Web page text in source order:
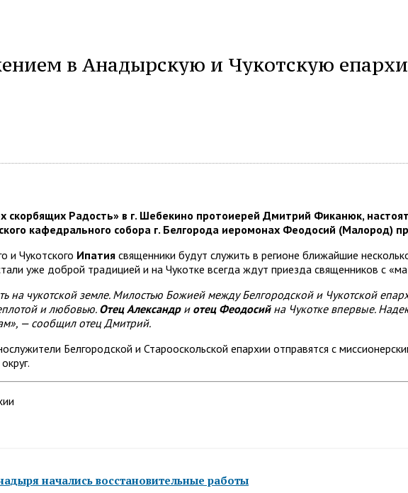
в Анадырскую и Чукотскую
Радость» в г. Шебекино протоиерей Дмитрий Фиканюк,
кафедрального собора г. Белгорода иеромонах Феодосий (Малород)
и Чукотского Ипатия священники будут служить в регионе ближайшие
уже доброй традицией и на Чукотке всегда ждут приезда священников с
на чукотской земле. Милостью Божией между Белгородской и Чукотской
и любовью. Отец Александр и отец Феодосийна Чукотке впервые.
— сообщил отец Дмитрий.
Белгородской и Старооскольской епархии отправятся с
начались восстановительные работы